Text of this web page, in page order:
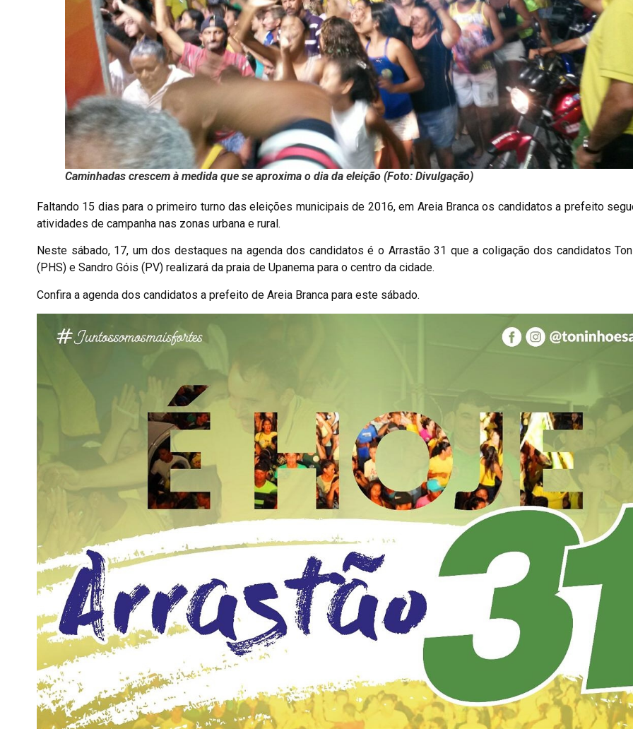
Caminhadas crescem à medida que se aproxima o dia da eleição (Foto: Divulgação)
Faltando 15 dias para o primeiro turno das eleições municipais de 2016, em Areia Branca os candidatos a prefeito
atividades de campanha nas zonas urbana e rural.
Neste sábado, 17, um dos destaques na agenda dos candidatos é o Arrastão 31 que a coligação dos candidatos
(PHS) e Sandro Góis (PV) realizará da praia de Upanema para o centro da cidade.
Confira a agenda dos candidatos a prefeito de Areia Branca para este sábado.